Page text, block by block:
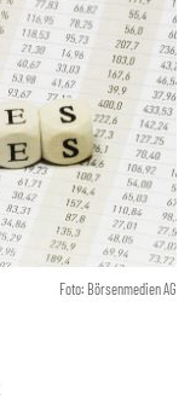
Foto: Börsenmedien AG